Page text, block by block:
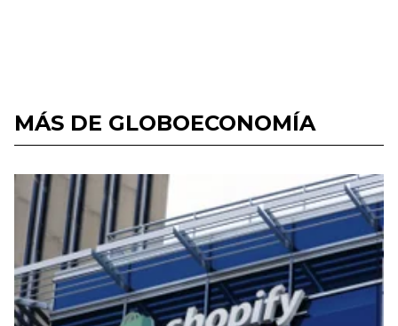
MÁS DE GLOBOECONOMÍA